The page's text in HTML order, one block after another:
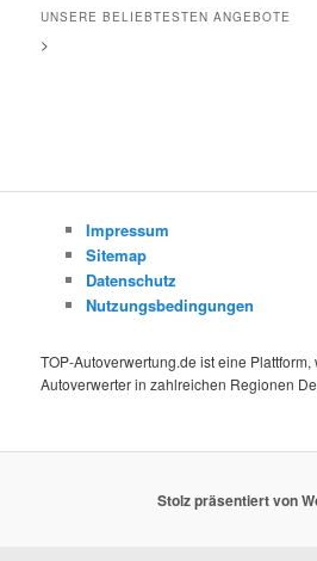
UNSERE BELIEBTESTEN ANGEBOTE
>
Impressum
Sitemap
Datenschutz
Nutzungsbedingungen
TOP-Autoverwertung.de ist eine
Autoverwerter in zahlreichen Regionen
Stolz präsentiert von